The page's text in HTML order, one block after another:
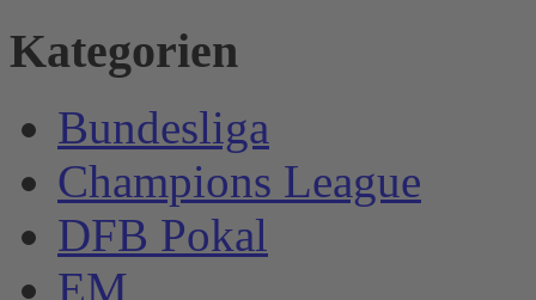
Kategorien
Bundesliga
Champions League
DFB Pokal
EM